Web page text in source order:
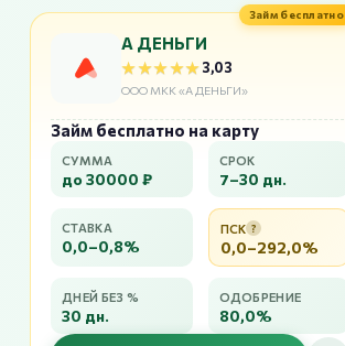
Займ бесплатно
А ДЕНЬГИ
★★★★★
★★★★★3,03
ООО МКК «А ДЕНЬГИ»
Займ бесплатно на карту
СУММА
до 30000 ₽
СРОК
7–30 дн.
СТАВКА
0,0–0,8%
ПСК ?
0,0–292,0%
ДНЕЙ БЕЗ %
30 дн.
ОДОБРЕНИЕ
80,0%